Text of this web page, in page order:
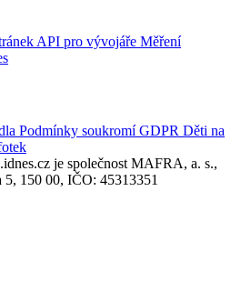
API pro vývojáře Měření
Podmínky soukromíGDPR Děti na
je společnost MAFRA, a. s.,
5, 150 00, IČO: 45313351